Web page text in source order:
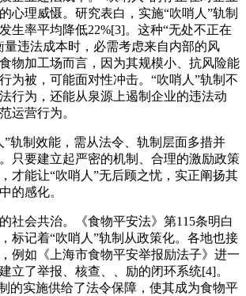
心理威慑。研究表白，实施“吹哨人”轨制
生率平均降低22%[3]。这种“无处不正在
量违法成本时，必需考虑来自内部的风
物加工场而言，因为其规模小、抗风险能
为被，可能面对性冲击。“吹哨人”轨制不
行为，还能从泉源上遏制企业的违法动
运营行为。
制效能，需从法令、轨制层面多措并
只要建立起严密的机制、合理的激励政策
才能让“吹哨人”无后顾之忧，实正阐扬其
的感化。
会共治。《食物平安法》第115条明白
标记着“吹哨人”轨制从政策化。各地也接
例如《上海市食物平安举报励法子》进一
立了举报、核查、、励的闭环系统[4]。
的实施供给了法令保障，使其成为食物平